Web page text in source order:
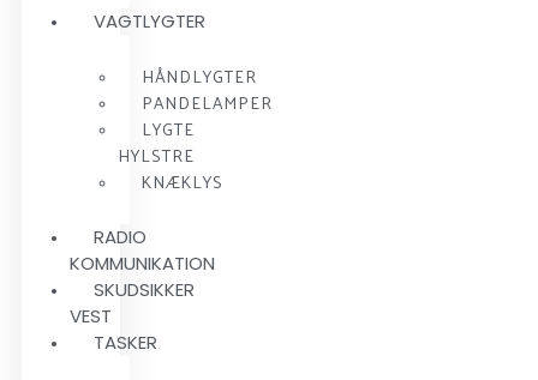
VAGTLYGTER
HÅNDLYGTER
PANDELAMPER
LYGTE
HYLSTRE
KNÆKLYS
RADIO
KOMMUNIKATION
SKUDSIKKER
VEST
TASKER